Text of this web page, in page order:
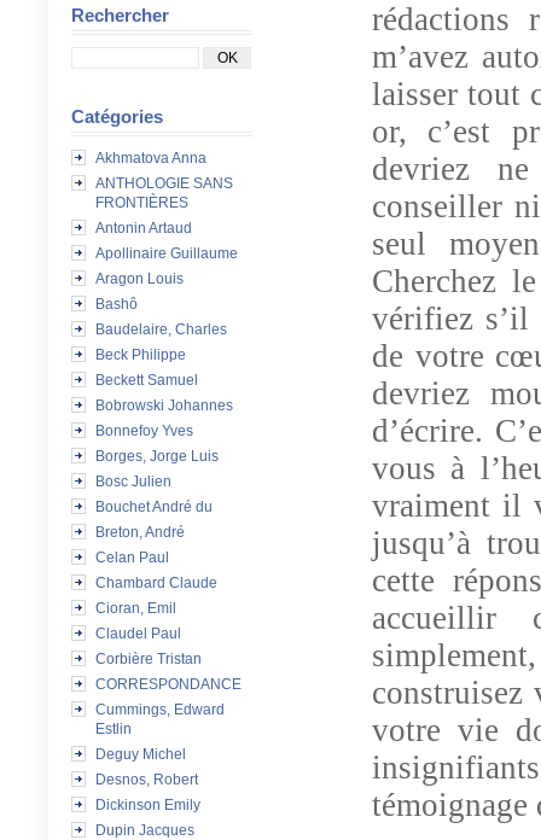
Rechercher
Catégories
Akhmatova Anna
ANTHOLOGIE SANS
FRONTIÈRES
Antonin Artaud
Apollinaire Guillaume
Aragon Louis
Bashô
Baudelaire, Charles
Beck Philippe
Beckett Samuel
Bobrowski Johannes
Bonnefoy Yves
Borges, Jorge Luis
Bosc Julien
Bouchet André du
Breton, André
Celan Paul
Chambard Claude
Cioran, Emil
Claudel Paul
Corbière Tristan
CORRESPONDANCE
Cummings, Edward
Estlin
Deguy Michel
Desnos, Robert
Dickinson Emily
Dupin Jacques
rédactions
m’avez
laisser tout
or, c’est
devriez
conseiller
seul
Cherchez
vérifiez s’il
de votre
devriez
d’écrire.
vous à
vraiment il
jusqu’à
cette
accueillir
construisez
votre vie
témoignage